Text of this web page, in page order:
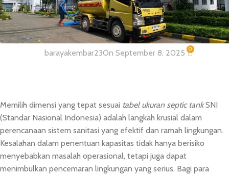
Panduan Teknis Ukuran Tangki
Septik Sesuai Standar Nasional
barayakembar23On September 8, 2025 0
Memilih dimensi yang tepat sesuai tabel ukuran septic tankSNI
(Standar Nasional Indonesia) adalah langkah krusial dalam
perencanaan sistem sanitasi yang efektif dan ramah lingkungan.
Kesalahan dalam penentuan kapasitas tidak hanya berisiko
menyebabkan masalah operasional, tetapi juga dapat
menimbulkan pencemaran lingkungan yang serius. Bagi para